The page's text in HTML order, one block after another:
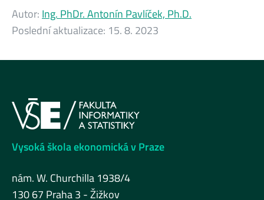
Autor: Ing. PhDr. Antonín Pavlíček, Ph.D.
Poslední aktualizace: 15. 8. 2023
Vysoká škola ekonomická v Praze
nám. W. Churchilla 1938/4
130 67 Praha 3 - Žižkov